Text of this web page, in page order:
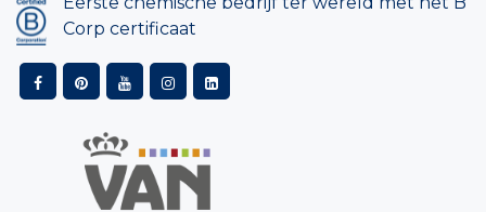
Corp certificaat